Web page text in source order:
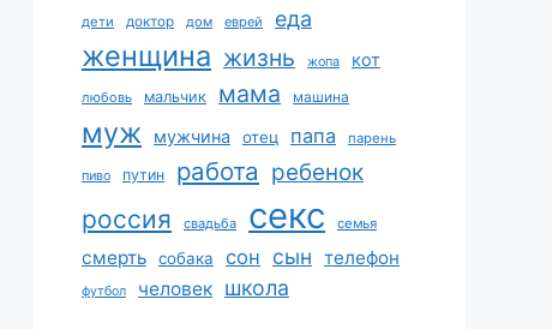
дети доктор дом еврей еда
женщина жизнь жопа кот
любовь мальчик мама машина
муж мужчина отец папа парень
пиво путин работа ребенок
россия свадьба секс семья
смерть собака сон сын телефон
футбол человек школа